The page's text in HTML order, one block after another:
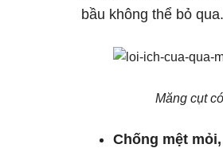
bầu không thể bỏ qua.
Măng cụt
Chống mệt